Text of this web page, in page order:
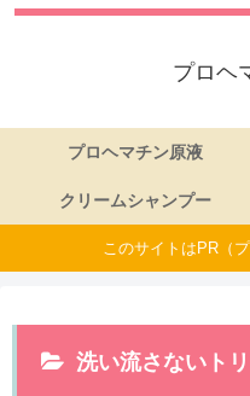
プロヘ
プロヘマチン原液
クリームシャンプー
このサイトはPR（
洗い流さないト